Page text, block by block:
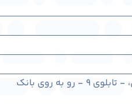
هرمزگان، بندرعباس، بلوار رسالت شمالی، - تابلوی 9 - رو به روی بانک